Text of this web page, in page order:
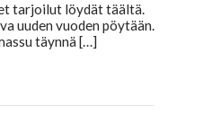
tarjoilut löydät täältä.
uuden vuoden pöytään.
täynnä […]